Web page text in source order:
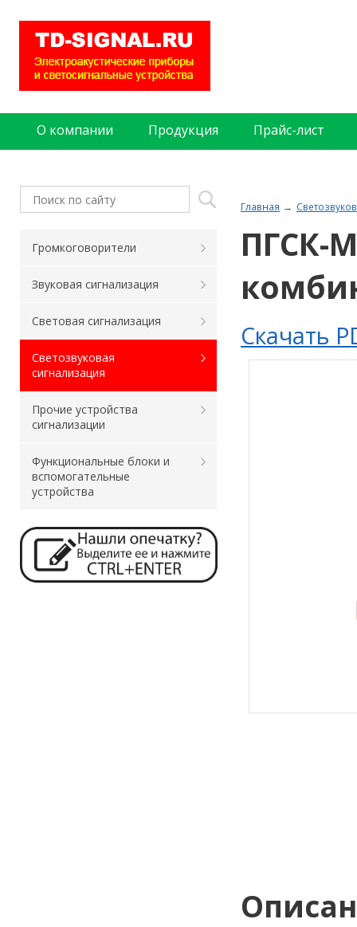
О компании Продукция Прайс-лист
Главная
ПГСК-
Скачать
Громкоговорители
Звуковая сигнализация
Световая сигнализация
Светозвуковая
сигнализация
Прочие устройства
сигнализации
Функциональные блоки и
вспомогательные
устройства